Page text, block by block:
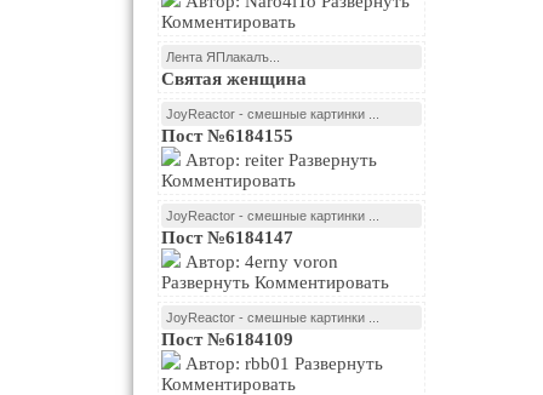
Комментировать
Лента ЯПлакалъ...
Святая женщина
JoyReactor - смешные картинки ...
Пост №6184155
Комментировать
JoyReactor - смешные картинки ...
Пост №6184147
Развернуть Комментировать
JoyReactor - смешные картинки ...
Пост №6184109
Комментировать